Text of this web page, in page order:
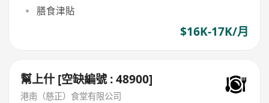
膳食津貼
$16K-17K/月
幫上什 [空缺編號 : 48900]
港南（慈正）食堂有限公司